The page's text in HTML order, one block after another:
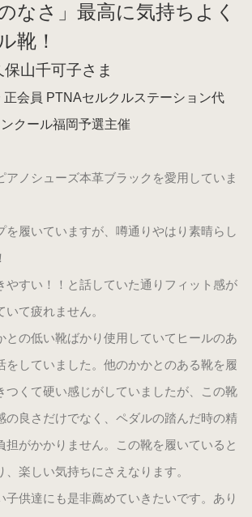
チ生地）
数量限定商品
チ生地）
）
ール高5cm）
なさ」最高に気持ちよく
靴！
山千可子さま
会員 PTNAセルクルステーション代
クール福岡予選主催
アノシューズ本革ブラックを愛用していま
を履いていますが、噂通りやはり素晴らし
やすい！！と話していた通りフィット感が
て疲れません。
との低い靴ばかり使用していてヒールのあ
をしていました。他のかかとのある靴を履
つくて硬い感じがしていましたが、この靴
の良さだけでなく、ペダルの踏んだ時の精
担がかかりません。この靴を履いていると
楽しい気持ちにさえなります。
子供達にも是非薦めていきたいです。あり